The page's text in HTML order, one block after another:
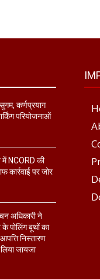
कर्णप्रयाग
परियोजनाओं
में NCORD की
कार्रवाई पर जोर
अधिकारी ने
पोलिंग बूथों का
निस्तारण
जायजा